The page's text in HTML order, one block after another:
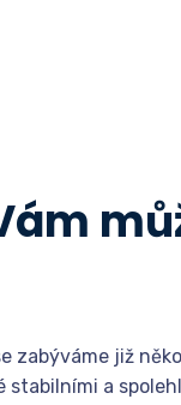
zabýváme již
stabilními a